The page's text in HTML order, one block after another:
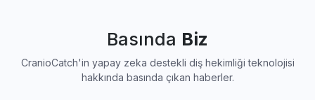
Basında Biz
CranioCatch'in yapay zeka destekli diş hekimliği teknolojisi
hakkında basında çıkan haberler.